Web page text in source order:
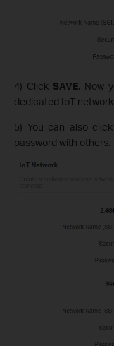
4) Click SAVE. Now
dedicated IoT network.
5) You can also click
password with others.